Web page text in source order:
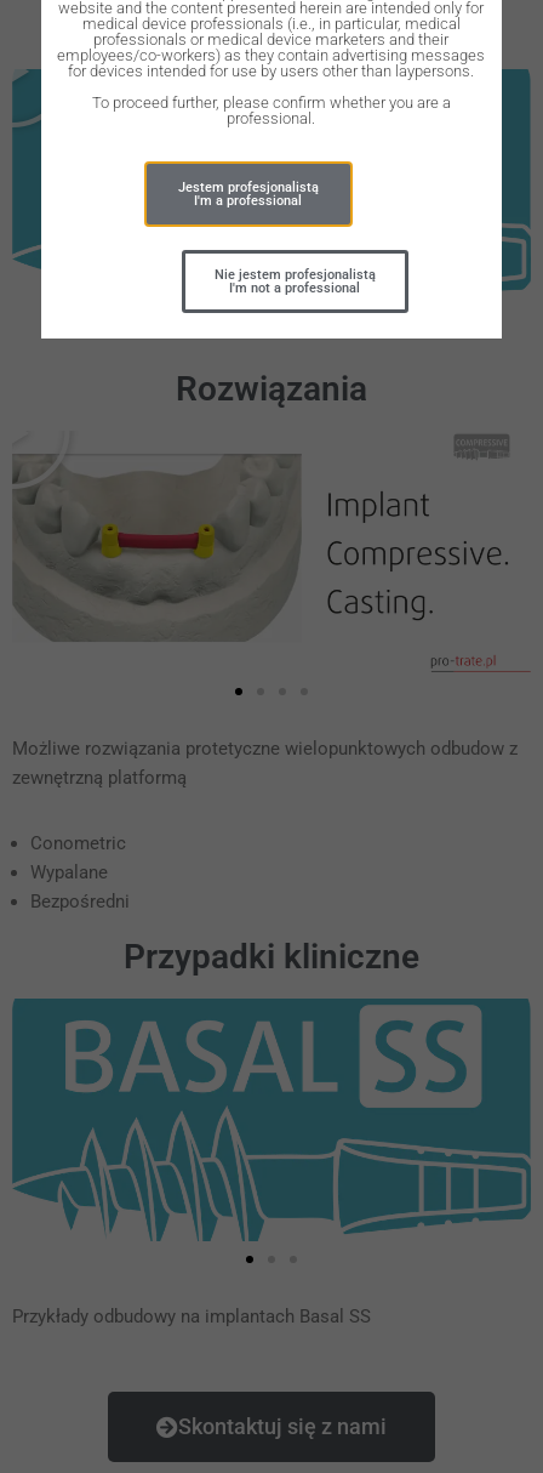
Przegląd
Rozwiązania
Możliwe rozwiązania protetyczne wielopunktowych odbudow z
zewnętrzną platformą
Conometric
Wypalane
Bezpośredni
Przypadki kliniczne
Przykłady odbudowy na implantach Basal SS
Skontaktuj się z nami
website and the content presented herein are intended only for
medical device professionals (i.e., in particular, medical
professionals or medical device marketers and their
employees/co-workers) as they contain advertising messages
for devices intended for use by users other than laypersons.
To proceed further, please confirm whether you are a
professional.
Jestem profesjonalistą
I'm a professional
Nie jestem profesjonalistą
I'm not a professional